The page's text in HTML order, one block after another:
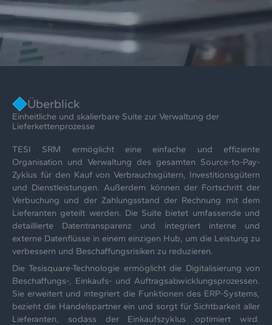
Überblick
Einheitliche und skalierbare Suite zur Verwaltung der
Lieferkettenprozesse
TESI SRM ermöglicht eine einfache und effiziente
Organisation und Verwaltung des gesamten Source-to-Pay-
Zyklus für den Kauf von Verbrauchsgütern, Investitionsgütern
und Dienstleistungen. Außerdem können der Fortschritt der
Verbuchung und der Zahlungsstand der Rechnung mit dem
Lieferanten geteilt werden. Die Suite bietet umfassende und
detaillierte Datentransparenz und integriert interne und
externe Datenflüsse in einem einzigen Hub, um die Leistung zu
verbessern und Beschaffungsrisiken zu reduzieren.
Die Tesisquare-Technologie ermöglicht die Digitalisierung von
Beschaffungs-, Einkaufs- und Auftragsabwicklungsprozessen.
Sie erweitert und integriert die Funktionen des ERP-Systems,
bezieht die Handelspartner ein und sorgt für Sichtbarkeit aller
Lieferanten, sodass der Einkaufszyklus optimiert wird.